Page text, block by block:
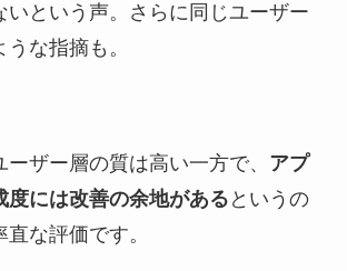
いという声。さらに同じユーザー
な指摘も。
ザー層の質は高い一方で、 アプ
度には改善の余地がある というの
な評価です。